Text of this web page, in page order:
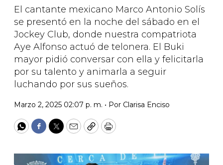
El cantante mexicano Marco Antonio Solís
se presentó en la noche del sábado en el
Jockey Club, donde nuestra compatriota
Aye Alfonso actuó de telonera. El Buki
mayor pidió conversar con ella y felicitarla
por su talento y animarla a seguir
luchando por sus sueños.
Marzo 2, 2025 02:07 p. m. • Por Clarisa Enciso
WhatsApp
Facebook
Twitter
EmailCopyPrint